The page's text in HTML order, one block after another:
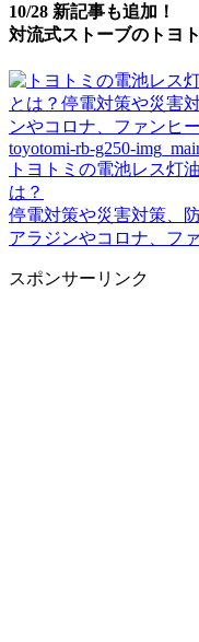
10/28 新記事も追加！
対流式ストーブのトヨ
トヨトミの電池レス灯
は？
停電対策や災害対策、
アラジンやコロナ、フ
スポンサーリンク